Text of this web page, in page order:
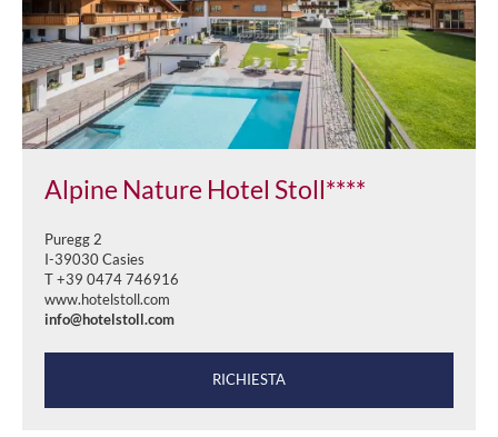
Alpine Nature Hotel Stoll****
Puregg 2
I-39030 Casies
T +39 0474 746916
www.hotelstoll.com
info@hotelstoll.com
RICHIESTA